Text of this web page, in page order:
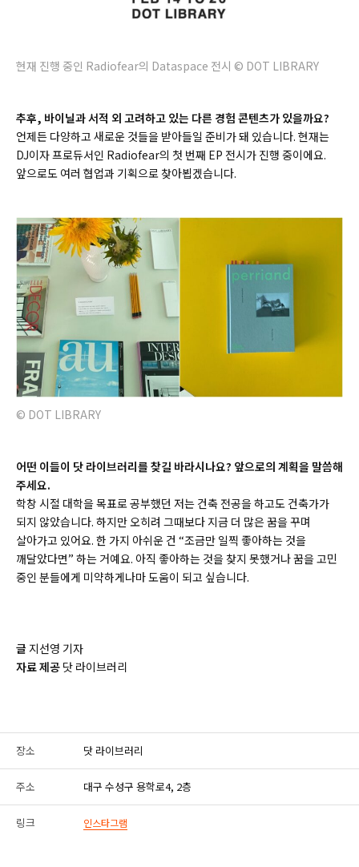
현재 진행 중인 Radiofear의 Dataspace 전시 © DOT LIBRARY
추후, 바이닐과 서적 외 고려하고 있는 다른 경험 콘텐츠가 있을까요?
언제든 다양하고 새로운 것들을 받아들일 준비가 돼 있습니다. 현재는
DJ이자 프로듀서인 Radiofear의 첫 번째 EP 전시가 진행 중이에요.
앞으로도 여러 협업과 기획으로 찾아뵙겠습니다.
© DOT LIBRARY
어떤 이들이 닷 라이브러리를 찾길 바라시나요? 앞으로의 계획을 말씀해
주세요.
학창 시절 대학을 목표로 공부했던 저는 건축 전공을 하고도 건축가가
되지 않았습니다. 하지만 오히려 그때보다 지금 더 많은 꿈을 꾸며
살아가고 있어요. 한 가지 아쉬운 건 “조금만 일찍 좋아하는 것을
깨달았다면” 하는 거예요. 아직 좋아하는 것을 찾지 못했거나 꿈을 고민
중인 분들에게 미약하게나마 도움이 되고 싶습니다.
글 지선영 기자
자료 제공 닷 라이브러리
장소 닷 라이브러리
주소 대구 수성구 용학로4, 2층
링크 인스타그램